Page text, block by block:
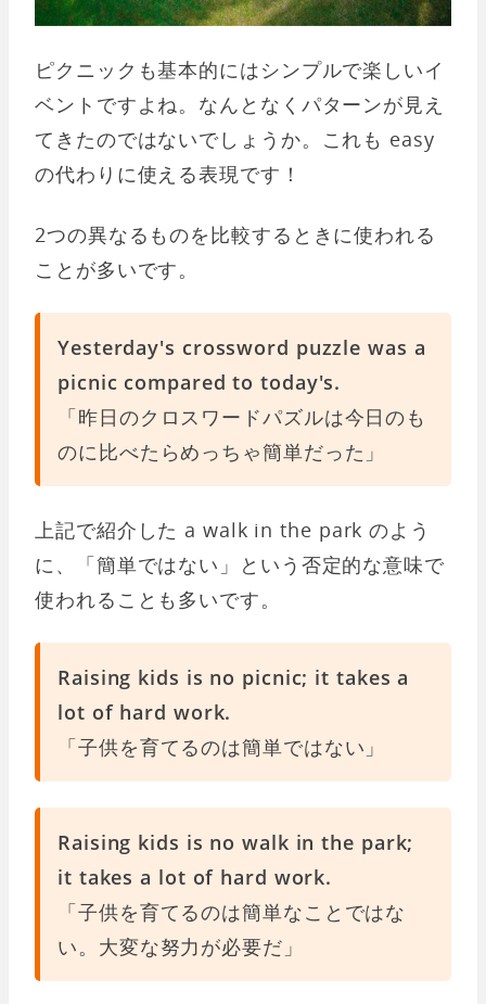
ピクニックも基本的にはシンプルで楽しいイ
ベントですよね。なんとなくパターンが見え
てきたのではないでしょうか。これも easy
の代わりに使える表現です！
2つの異なるものを比較するときに使われる
ことが多いです。
Yesterday's crossword puzzle was a
picnic compared to today's.
「昨日のクロスワードパズルは今日のも
のに比べたらめっちゃ簡単だった」
上記で紹介した a walk in the park のよう
に、「簡単ではない」という否定的な意味で
使われることも多いです。
Raising kids is no picnic; it takes a
lot of hard work.
「子供を育てるのは簡単ではない」
Raising kids is no walk in the park;
it takes a lot of hard work.
「子供を育てるのは簡単なことではな
い。大変な努力が必要だ」